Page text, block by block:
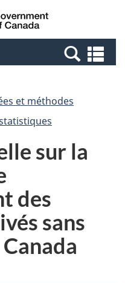
Canada
et
et méthodes
sur la
des
sans